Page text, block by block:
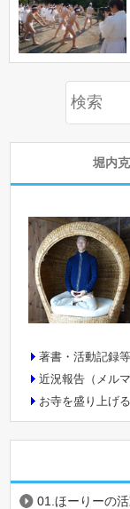
堀内
著書・活動記録等
近況報告（メルマ
お寺を盛り上げ
01.ほーりーの